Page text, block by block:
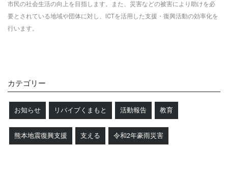
市民の社会生活の向上を目指します。
また、災害などの被害により助けを必
要とされている地域や団体に対し、ICTを活用した支援・復興活動の効率化を
行います。
カテゴリー
お知らせ リバイブくまもと 活動報告 教育
熊本地震復興支援 支える 令和2年豪雨災害